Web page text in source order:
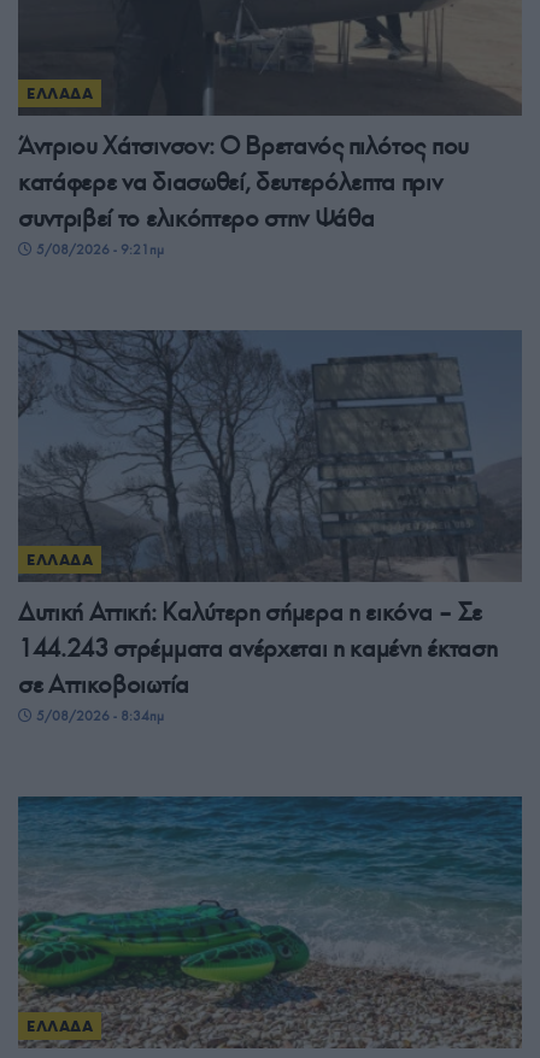
ΕΛΛΑΔΑ
Άντριου Χάτσινσον: Ο Βρετανός πιλότος που
κατάφερε να διασωθεί, δευτερόλεπτα πριν
συντριβεί το ελικόπτερο στην Ψάθα
5/08/2026 - 9:21πμ
ΕΛΛΑΔΑ
Δυτική Αττική: Καλύτερη σήμερα η εικόνα – Σε
144.243 στρέμματα ανέρχεται η καμένη έκταση
σε Αττικοβοιωτία
5/08/2026 - 8:34πμ
ΕΛΛΑΔΑ